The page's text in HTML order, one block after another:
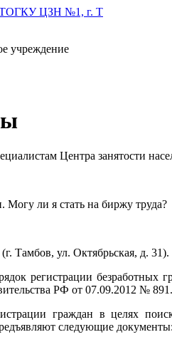
учреждение
Центра занятости
Могу ли я стать на биржу труда?
ул. Октябрьская, д. 31).
регистрации безработных
РФ от 07.09.2012 № 891.
граждан в целях
следующие документы: